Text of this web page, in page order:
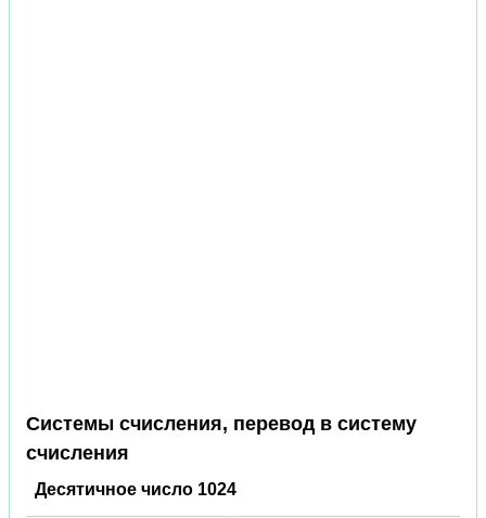
Системы счисления, перевод в систему
счисления
Десятичное число 1024